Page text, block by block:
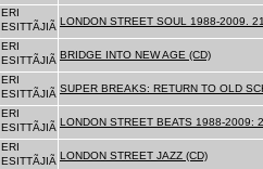
ERI
ESITTÃJIÃ LONDON STREET SOUL 1988-2009.
ERI
ESITTÃJIÃ BRIDGE INTO NEW AGE (CD)
ERI
ESITTÃJIÃ SUPER BREAKS: RETURN TO OLD
ERI
ESITTÃJIÃ LONDON STREET BEATS 1988-2009:
ERI
ESITTÃJIÃ LONDON STREET JAZZ (CD)